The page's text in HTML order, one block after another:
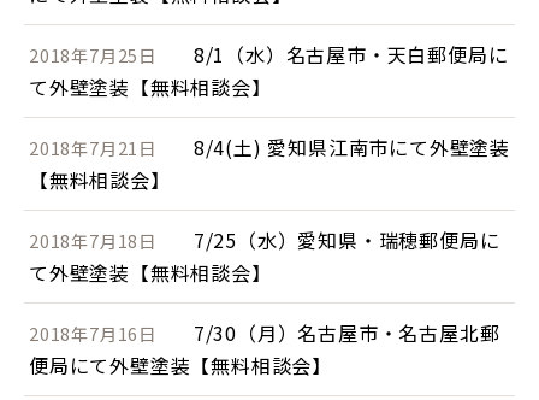
2018年7月25日
8/1（水）名古屋市・天白郵便局に
て外壁塗装【無料相談会】
2018年7月21日
8/4(土) 愛知県江南市にて外壁塗装
【無料相談会】
2018年7月18日
7/25（水）愛知県・瑞穂郵便局に
て外壁塗装【無料相談会】
2018年7月16日
7/30（月）名古屋市・名古屋北郵
便局にて外壁塗装【無料相談会】